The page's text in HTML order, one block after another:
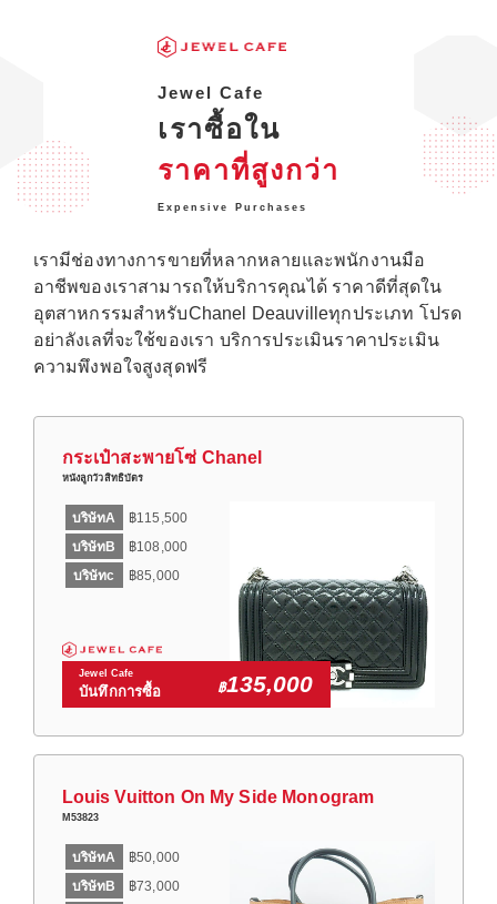
Jewel Cafe
เราซื้อใน
ราคาที่สูงกว่า
Expensive Purchases
เรามีช่องทางการขายที่หลากหลายและพนักงานมือ
อาชีพของเราสามารถให้บริการคุณได้ ราคาดีที่สุดใน
อุตสาหกรรมสำหรับChanel Deauvilleทุกประเภท โปรด
อย่าลังเลที่จะใช้ของเรา บริการประเมินราคาประเมิน
ความพึงพอใจสูงสุดฟรี
กระเป๋าสะพายโซ่ Chanel
หนังลูกวัวสิทธิบัตร
บริษัทA
฿115,500
บริษัทB
฿108,000
บริษัทc
฿85,000
Jewel Cafe
บันทึกการซื้อ ฿135,000
Louis Vuitton On My Side Monogram
M53823
บริษัทA
฿50,000
บริษัทB
฿73,000